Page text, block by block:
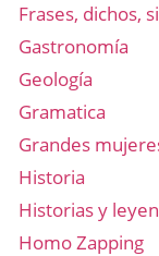
Frases, dichos,
Gastronomía
Geología
Gramatica
Grandes
Historia
Historias y
Homo Zapping